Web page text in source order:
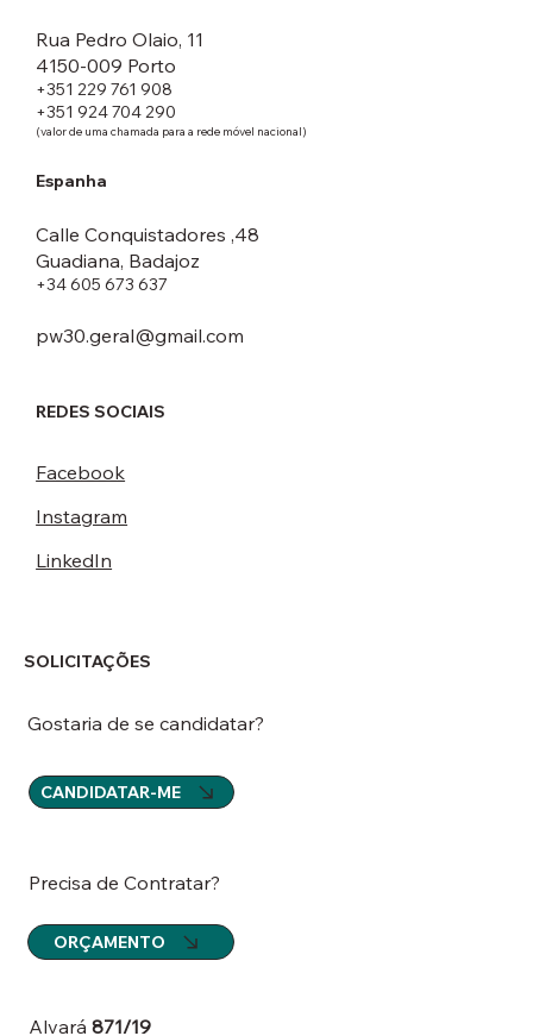
Rua Pedro Olaio, 11
4150-009 Porto
+351 229 761 908
+351 924 704 290
(valor de uma chamada para a rede móvel nacional)
Espanha
Calle Conquistadores ,48
Guadiana, Badajoz
+34 605 673 637
pw30.geral@gmail.com
REDES SOCIAIS
Facebook
Instagram
LinkedIn
SOLICITAÇÕES
Gostaria de se candidatar?
CANDIDATAR-ME
Precisa de Contratar?
ORÇAMENTO
Alvará871/19